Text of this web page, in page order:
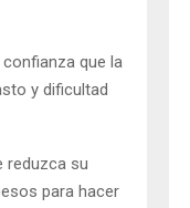
confianza que la
y dificultad
reduzca su
para hacer